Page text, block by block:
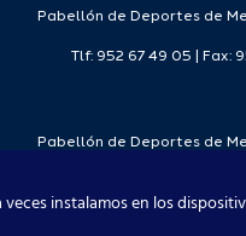
Pabellón de Deportes de
Tlf: 952 67 49 05 | Fax:
Pabellón de Deportes de
instalamos en los